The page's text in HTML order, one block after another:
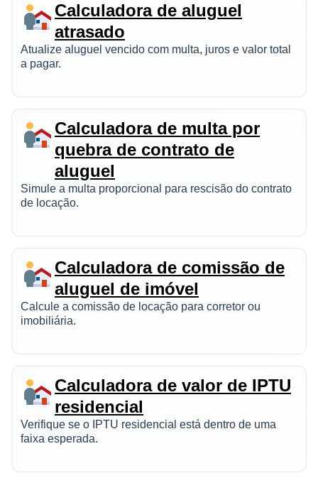
Calculadora de aluguel
atrasado
Atualize aluguel vencido com multa, juros e valor total
a pagar.
Calculadora de multa por
quebra de contrato de
aluguel
Simule a multa proporcional para rescisão do contrato
de locação.
Calculadora de comissão de
aluguel de imóvel
Calcule a comissão de locação para corretor ou
imobiliária.
Calculadora de valor de IPTU
residencial
Verifique se o IPTU residencial está dentro de uma
faixa esperada.